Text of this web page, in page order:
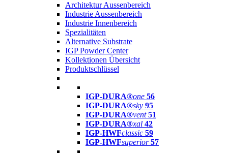
Architektur Aussenbereich
Industrie Aussenbereich
Industrie Innenbereich
Spezialitäten
Alternative Substrate
IGP Powder Center
Kollektionen Übersicht
Produktschlüssel
IGP-DURA®one 56
IGP-DURA®sky 95
IGP-DURA®vent 51
IGP-DURA®xal 42
IGP-HWFclassic 59
IGP-HWFsuperior 57